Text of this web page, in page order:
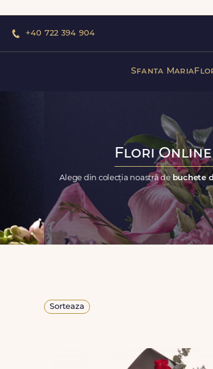
+40 722 394 904
Sfanta Maria
Flori
Alege din colecția noastră de buchete
Sorteaza